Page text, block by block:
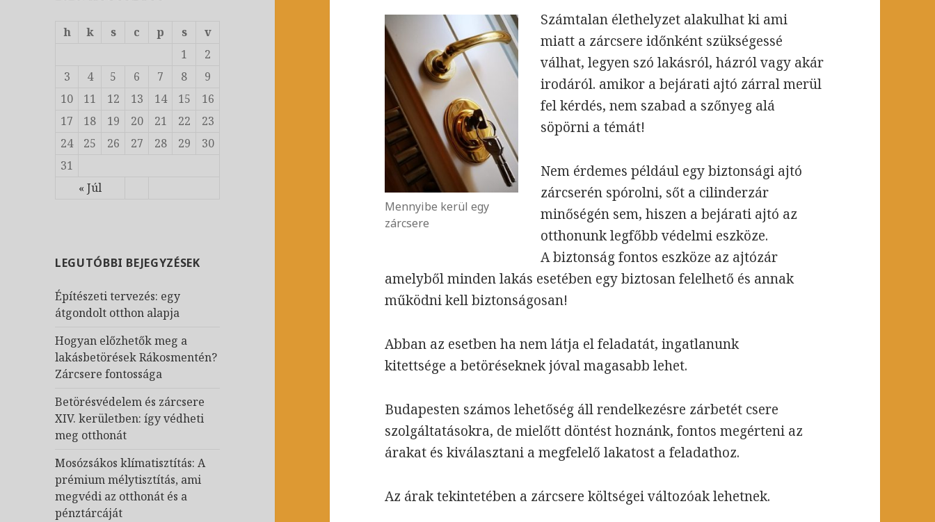
h k s c p s v
« Júl
1
2
3
4 5 6 7 8
9
10
11 12 13 14 15
16
17
18 19 20 21 22
23
24
25 26 27 28 29
30
31
LEGUTÓBBI BEJEGYZÉSEK
Építészeti tervezés: egy
átgondolt otthon alapja
Hogyan előzhetők meg a
lakásbetörések Rákosmentén?
Zárcsere fontossága
Betörésvédelem és zárcsere
XIV. kerületben: így védheti
meg otthonát
Mosózsákos klímatisztítás: A
prémium mélytisztítás, ami
megvédi az otthonát és a
pénztárcáját
Mennyibe kerül egy
zárcsere
Számtalan élethelyzet alakulhat ki ami
miatt a zárcsere időnként szükségessé
válhat, legyen szó lakásról, házról vagy akár
irodáról. amikor a bejárati ajtó zárral merül
fel kérdés, nem szabad a szőnyeg alá
söpörni a témát!
Nem érdemes például egy biztonsági ajtó
zárcserén spórolni, sőt a cilinderzár
minőségén sem, hiszen a bejárati ajtó az
otthonunk legfőbb védelmi eszköze.
A biztonság fontos eszköze az ajtózár
amelyből minden lakás esetében egy biztosan felelhető és annak
működni kell biztonságosan!
Abban az esetben ha nem látja el feladatát, ingatlanunk
kitettsége a betöréseknek jóval magasabb lehet.
Budapesten számos lehetőség áll rendelkezésre zárbetét csere
szolgáltatásokra, de mielőtt döntést hoznánk, fontos megérteni az
árakat és kiválasztani a megfelelő lakatost a feladathoz.
Az árak tekintetében a zárcsere költségei változóak lehetnek.